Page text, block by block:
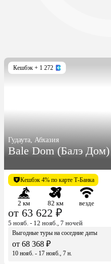
Кешбэк + 1 272
Гудаута, Абхазия
Bale Dom (Балэ Дом)
Кешбэк 4% по карте Т-Банка
2 км 82 км везде
от 63 622 ₽
5 нояб. - 12 нояб., 7 ночей
Выгодные туры на соседние даты
от 68 368 ₽
10 нояб. - 17 нояб., 7 н.